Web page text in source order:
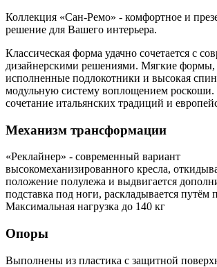
Коллекция «Сан-Ремо» - комфортное и
решение для Вашего интерьера.
Классическая форма удачно сочетается с
дизайнерскими решениями. Мягкие
исполненные подлокотники и высокая
модульную систему воплощением роскоши.
сочетание итальянских традиций и
Механизм трансформации
«Реклайнер» - современный вариант
высокомеханизированного кресла,
положение полулежа и выдвигается
подставка под ноги, раскладывается путём
Максимальная нагрузка до 140 кг
Опоры
Выполнены из пластика с защитной